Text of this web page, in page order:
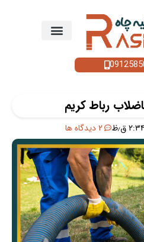
رباط کریم
۲:۳۴ ق٫ظ 2 دیدگاه ها